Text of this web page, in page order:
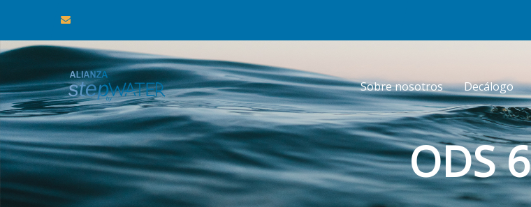
Sobre nosotros Decálogo
ODS 6